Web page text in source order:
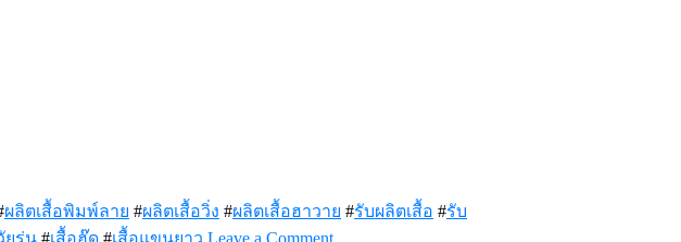
ผลิตเสื้อพิมพ์ลาย #ผลิตเสื้อวิ่ง #ผลิตเสื้อฮาวาย #รับผลิตเสื้อ #รับ
ยรุ่น #เสื้อฮู๊ด #เสื้อแขนยาว Leave a Commenton